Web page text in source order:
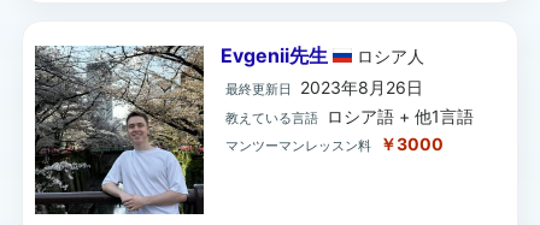
Evgenii先生 ロシア 人
最終更新日 2023年8月26日
教えている言語 ロシア語 + 他1言語
マンツーマンレッスン料 ￥3000